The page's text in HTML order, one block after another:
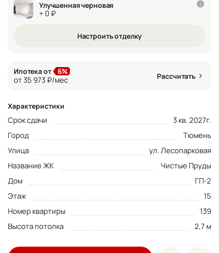
Улучшенная черновая
+ 0 ₽
Настроить отделку
Ипотека от 6%
от 35 973 ₽/мес Рассчитать
Характеристики
Срок сдачи
3 кв. 2027г.
Город
Тюмень
Улица
ул. Лесопарковая
Название ЖК
Чистые Пруды
Дом
ГП-2
Этаж
15
Номер квартиры
139
Высота потолка
2,7 м